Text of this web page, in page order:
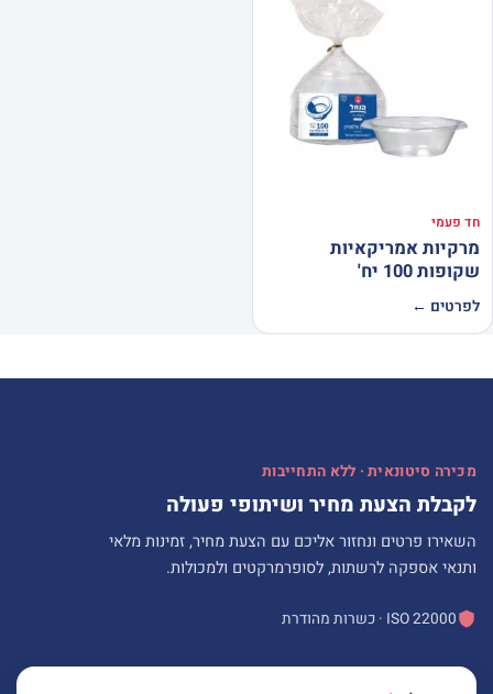
חד פעמי
מרקיות אמריקאיות
שקופות 100 יח'
לפרטים ←
מכירה סיטונאית · ללא התחייבות
לקבלת הצעת מחיר ושיתופי פעולה
השאירו פרטים ונחזור אליכם עם הצעת מחיר, זמינות מלאי
ותנאי אספקה לרשתות, לסופרמרקטים ולמכולות.
ISO 22000 · כשרות מהודרת